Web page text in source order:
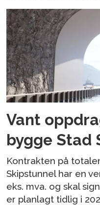
Vant
bygge Stad
Kontrakten på
Skipstunnel har en
eks. mva. og skal
er planlagt tidlig i